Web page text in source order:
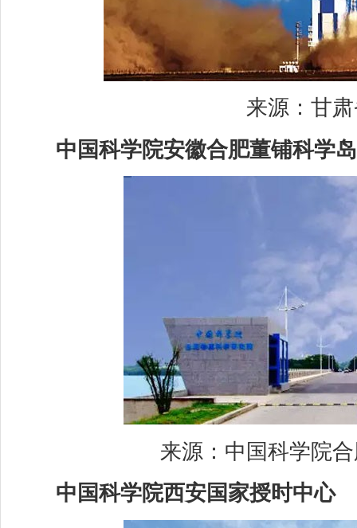
来源：甘肃
中国科学院安徽合肥董铺科学岛
来源：中国科学院合
中国科学院西安国家授时中心